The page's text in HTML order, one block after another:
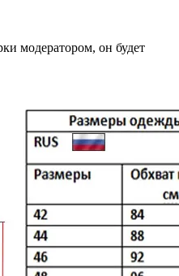
модератором, он будет